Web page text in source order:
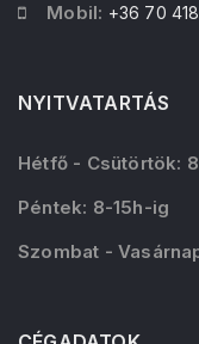
Mobil: +36 70
NYITVATARTÁS
Hétfő - Csütörtök:
Péntek: 8-15h-ig
Szombat -